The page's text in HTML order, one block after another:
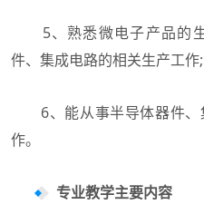
5、熟悉微电子产品的生
件、集成电路的相关生产工作;
6、能从事半导体器件、
作。
专业教学主要内容